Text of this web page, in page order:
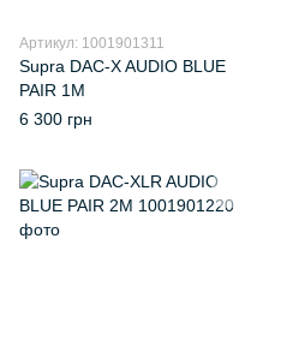
Артикул: 1001901311
Supra DAC-X AUDIO BLUE
PAIR 1M
6 300 грн